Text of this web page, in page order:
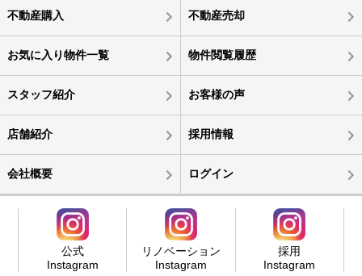
不動産購入 不動産売却
お気に入り物件一覧 物件閲覧履歴
スタッフ紹介 お客様の声
店舗紹介 採用情報
会社概要 ログイン
公式
Instagram
リノベーション
Instagram
採用
Instagram